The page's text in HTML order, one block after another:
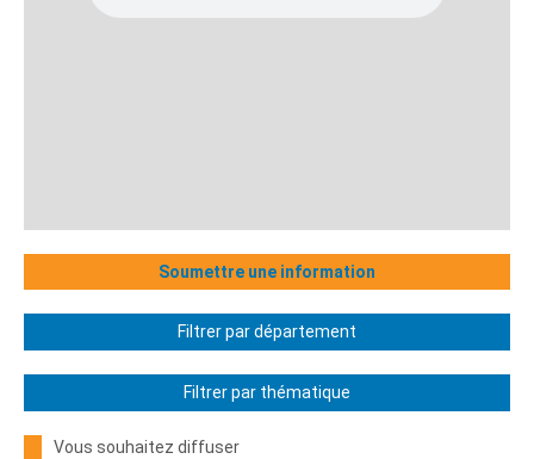
Soumettre une information
Filtrer par département
Filtrer par thématique
Vous souhaitez diffuser